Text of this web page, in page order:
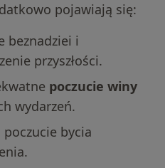
pojawiają się:
beznadziei i
przyszłości.
poczucie winy
wydarzeń.
bycia